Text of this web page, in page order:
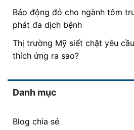
Báo động đỏ cho ngành tôm
phát đa dịch bệnh
Thị trường Mỹ siết chặt yêu
thích ứng ra sao?
Danh mục
Blog chia sẻ